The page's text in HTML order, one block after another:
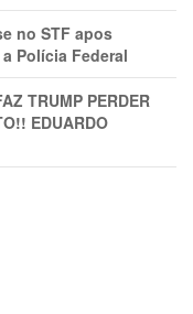
no STF apos
Polícia Federal
TRUMP PERDER
EDUARDO